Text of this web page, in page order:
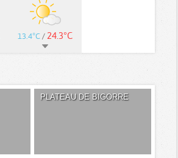
13.4°C / 24.3°C
PLATEAU DE BIGORRE